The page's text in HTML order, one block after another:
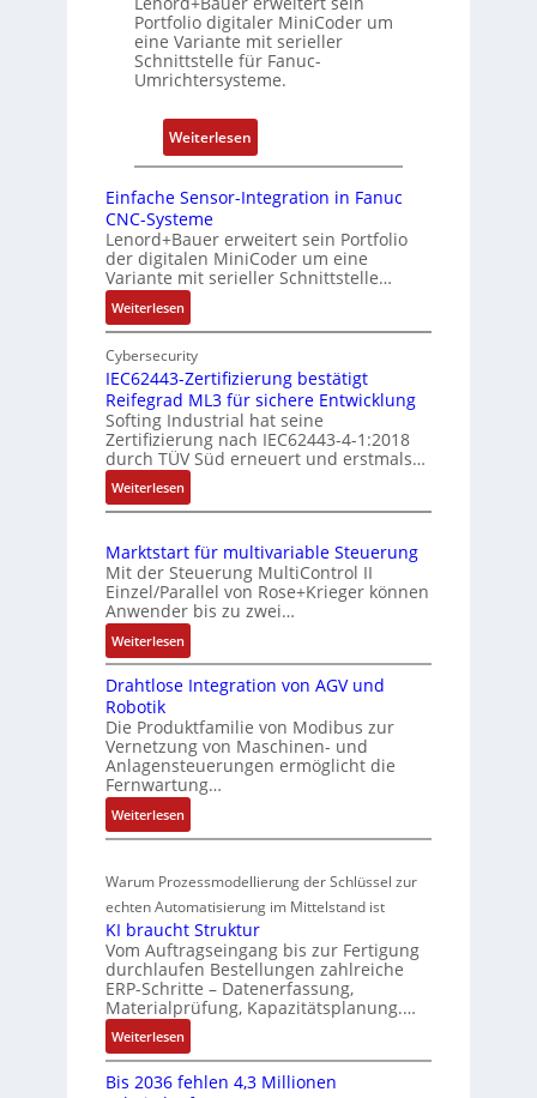
n
r
r
y
i
r
t
P
o
t
o
s
m
s
u
n
g
u
d
u
s
t
n
d
ü
b
w
c
h
u
n
g
Portfolio digitaler MiniCoder um
eine Variante mit serieller
Schnittstelle für Fanuc-
Umrichtersysteme.
Weiterlesen:
D
h
g
e
e
k
o
m
b
n
e
r
t
o
s
t
i
s
e
s
s
u
n
g
n
d
Einfache Sensor-Integration in Fanuc
CNC-Systeme
Lenord+Bauer erweitert sein Portfolio
der digitalen MiniCoder um eine
Variante mit serieller Schnittstelle…
Weiterlesen:
E
i
n
a
c
h
e
S
n
s
o
r
-
I
n
e
g
r
t
i
n
F
a
n
u
c
C
Cybersecurity
IEC62443-Zertifizierung bestätigt
Reifegrad ML3 für sichere Entwicklung
Softing Industrial hat seine
Zertifizierung nach IEC62443-4-1:2018
durch TÜV Süd erneuert und erstmals…
Weiterlesen:
I
C
6
2
4
4
3
-
e
r
t
f
r
u
n
g
b
e
s
Marktstart für multivariable Steuerung
Mit der Steuerung MultiControl II
Einzel/Parallel von Rose+Krieger können
Anwender bis zu zwei…
Weiterlesen:
M
a
k
t
s
t
a
r
f
ü
r
m
u
l
v
a
Drahtlose Integration von AGV und
Robotik
Die Produktfamilie von Modibus zur
Vernetzung von Maschinen- und
Anlagensteuerungen ermöglicht die
Fernwartung…
Weiterlesen:
D
a
h
t
l
o
s
e
I
n
t
Warum Prozessmodellierung der Schlüssel zur
echten Automatisierung im Mittelstand ist
KI braucht Struktur
Vom Auftragseingang bis zur Fertigung
durchlaufen Bestellungen zahlreiche
ERP-Schritte – Datenerfassung,
Materialprüfung, Kapazitätsplanung.…
Weiterlesen:
K
I
Bis 2036 fehlen 4,3 Millionen